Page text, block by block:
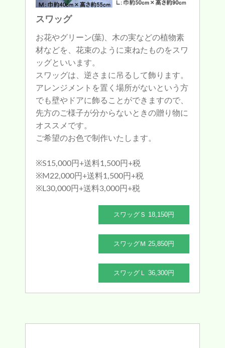
スワッグ
お花やグリーン(葉)、木の実などの植物素
材などを、花束のように束ねたものをスワ
ッグといいます。
スワッグは、逆さまに吊るして飾ります。
アレンジメントを置く場所がないという方
でも壁やドアに飾ることができますので、
先方のご様子が分からないときの贈り物に
オススメです。
ご希望のお色で制作いたします。
※S15,000円+送料1,500円+税
※M22,000円+送料1,500円+税
※L30,000円+送料3,000円+税
スワッグＳ 18,150円
スワッグＭ 25,850円
スワッグＬ 36,300円